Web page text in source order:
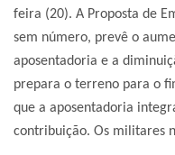
feira (20). A Proposta de
sem número, prevê o
aposentadoria e a
prepara o terreno para o
que a aposentadoria
contribuição. Os militares